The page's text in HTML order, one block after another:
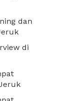
dan
di